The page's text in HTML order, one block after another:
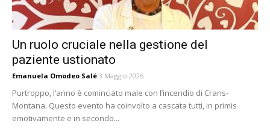
Un ruolo cruciale nella gestione del
paziente ustionato
Emanuela Omodeo Salé 3 Maggio 2026
Purtroppo, l’anno è cominciato male con l’incendio di Crans-
Montana. Questo evento ha coinvolto a cascata tutti, in primis
emotivamente e in secondo...